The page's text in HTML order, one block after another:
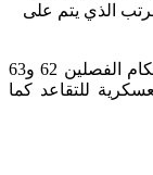
بالمائة من المرتب الذي يتم على
مع مراعاة أحكام الفصلين 62 و63
للتقاعد كما